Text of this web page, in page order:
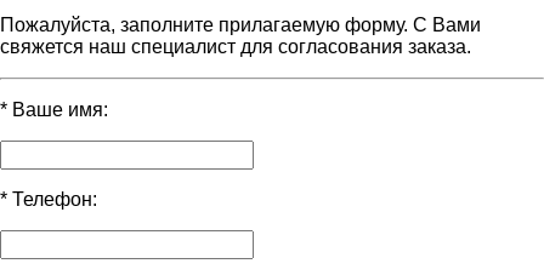
Пожалуйста, заполните прилагаемую форму. С Вами
свяжется наш специалист для согласования заказа.
* Ваше имя:
* Телефон: